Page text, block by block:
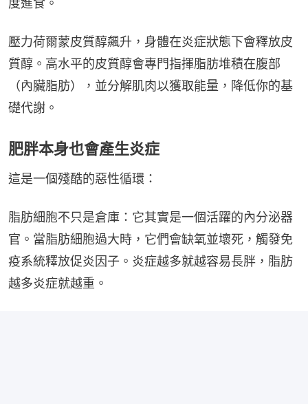
壓力荷爾蒙皮質醇飆升，身體在炎症狀態下會釋放皮
質醇。高水平的皮質醇會專門指揮脂肪堆積在腹部
（內臟脂肪），並分解肌肉以獲取能量，降低你的基
礎代謝。
肥胖本身也會產生炎症
這是一個殘酷的惡性循環：
脂肪細胞不只是倉庫：它其實是一個活躍的內分泌器
官。當脂肪細胞過大時，它們會缺氧並壞死，觸發免
疫系統釋放促炎因子。炎症越多就越容易長胖，脂肪
越多炎症就越重。